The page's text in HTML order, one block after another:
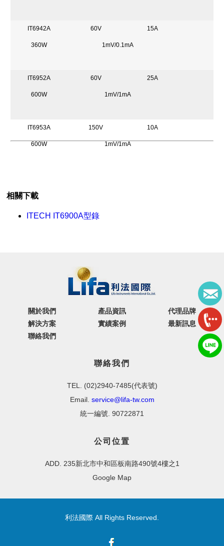
IT6942A 60V 15A
360W 1mV/0.1mA
IT6952A 60V 25A
600W 1mV/1mA
IT6953A 150V 10A
600W 1mV/1mA
相關下載
ITECH IT6900A型錄
關於我們 產品資訊
代理品牌
解決方案
實績案例
最新訊息
聯絡我們
聯絡我們
TEL. (02)2940-7485(代表號)
Email. service@lifa-tw.com
統一編號. 90722871
公司位置
ADD. 235新北市中和區板南路490號4樓之1
Google Map
利法國際 All Rights Reserved.